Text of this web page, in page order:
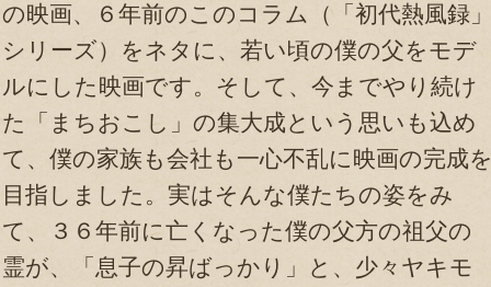
の映画、６年前のこのコラム（「初代熱風録
シリーズ）をネタに、若い頃の僕の父をモデ
ルにした映画です。そして、今までやり続け
た「まちおこし」の集大成という思いも込め
て、僕の家族も会社も一心不乱に映画の完成
目指しました。実はそんな僕たちの姿をみ
て、３６年前に亡くなった僕の父方の祖父の
霊が、「息子の昇ばっかり」と、少々ヤキモ